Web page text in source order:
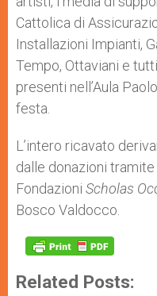
Cattolica di
Installazioni Impianti,
Tempo, Ottaviani e
presenti nell’Aula
festa.
L’intero ricavato
dalle donazioni
Fondazioni Scholas
Bosco Valdocco.
Related Posts: